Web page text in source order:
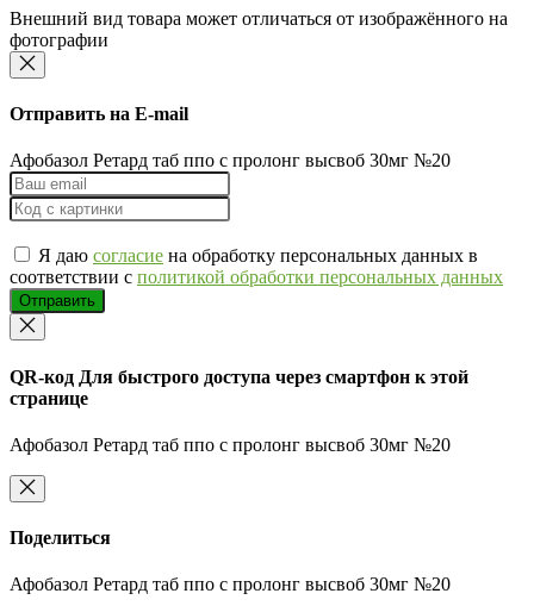
Внешний вид товара может отличаться от изображённого на
фотографии
Отправить на E-mail
Афобазол Ретард таб ппо с пролонг высвоб 30мг №20
Я даю согласие на обработку персональных данных в
соответствии с политикой обработки персональных данных
Отправить
QR-код Для быстрого доступа через смартфон к этой
странице
Афобазол Ретард таб ппо с пролонг высвоб 30мг №20
Поделиться
Афобазол Ретард таб ппо с пролонг высвоб 30мг №20